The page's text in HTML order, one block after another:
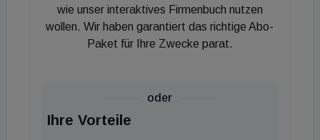
für die damals neue europäische
Immobilieninvestmentplattform, die von Nick Weber
gegründet wurde. Bis heute hat Henderson Park
„Wir freuen uns sehr, diese Finanzierung mit
wie unser interaktives Firmenbuch nutzen
wollen. Wir haben garantiert das richtige Abo-
Paket für Ihre Zwecke parat.
oder
Ihre Vorteile